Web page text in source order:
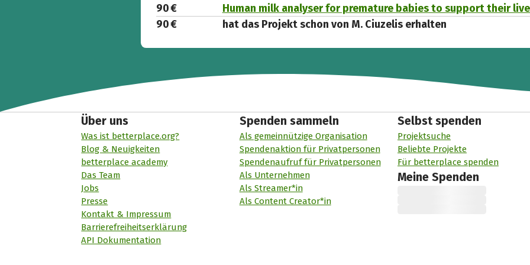
90 €
Human milk analyser for premature babies to support their
90 €
hat das Projekt schon von M. Ciuzelis erhalten
Über uns
Was ist betterplace.org?
Blog & Neuigkeiten
betterplace academy
Das Team
Jobs
Presse
Kontakt & Impressum
Barrierefreiheitserklärung
API Dokumentation
Spenden sammeln
Als gemeinnützige Organisation
Spendenaktion für Privatpersonen
Spendenaufruf für Privatpersonen
Als Unternehmen
Als Streamer*in
Als Content Creator*in
Selbst spenden
Projektsuche
Beliebte Projekte
Für betterplace spenden
Meine Spenden